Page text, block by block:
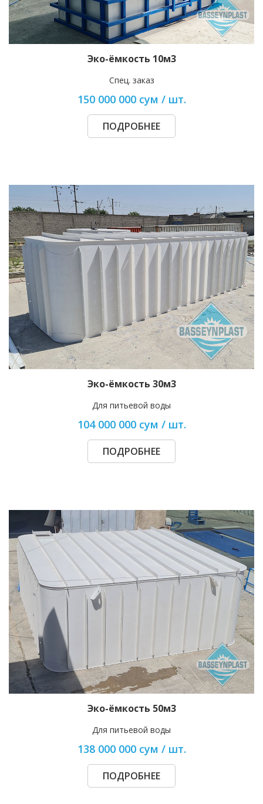
Эко-ёмкость 10м3
Спец. заказ
150 000 000 сум / шт.
ПОДРОБНЕЕ
Эко-ёмкость 30м3
Для питьевой воды
104 000 000 сум / шт.
ПОДРОБНЕЕ
Эко-ёмкость 50м3
Для питьевой воды
138 000 000 сум / шт.
ПОДРОБНЕЕ